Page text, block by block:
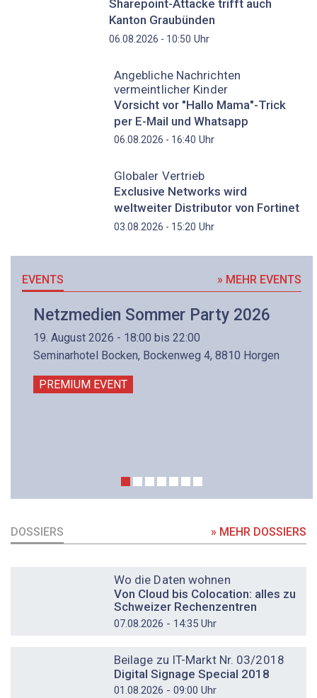
Sharepoint-Attacke trifft auch
Kanton Graubünden
06.08.2026 - 10:50 Uhr
Angebliche Nachrichten
vermeintlicher Kinder
Vorsicht vor "Hallo Mama"-Trick
per E-Mail und Whatsapp
06.08.2026 - 16:40 Uhr
Globaler Vertrieb
Exclusive Networks wird
weltweiter Distributor von Fortinet
03.08.2026 - 15:20 Uhr
EVENTS » MEHR EVENTS
Netzmedien Sommer Party 2026
19. August 2026 - 18:00 bis 22:00
Seminarhotel Bocken, Bockenweg 4, 8810 Horgen
PREMIUM EVENT
DOSSIERS » MEHR DOSSIERS
Wo die Daten wohnen
Von Cloud bis Colocation: alles zu
Schweizer Rechenzentren
07.08.2026 - 14:35 Uhr
Beilage zu IT-Markt Nr. 03/2018
Digital Signage Special 2018
01.08.2026 - 09:00 Uhr